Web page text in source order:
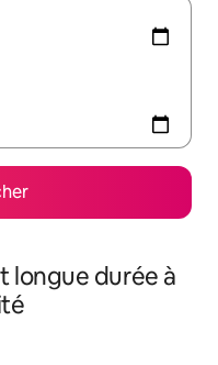
longue durée à